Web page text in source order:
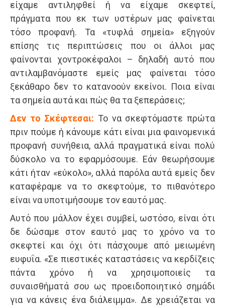
είχαμε αντιληφθεί ή να είχαμε σκεφτεί,
πράγματα που εκ των υστέρων μας φαίνεται
τόσο προφανή. Τα «τυφλά σημεία» εξηγούν
επίσης τις περιπτώσεις που οι άλλοι μας
φαίνονται χοντροκέφαλοι – δηλαδή αυτό που
αντιλαμβανόμαστε εμείς μας φαίνεται τόσο
ξεκάθαρο δεν το κατανοούν εκείνοι. Ποια είναι
τα σημεία αυτά και πώς θα τα ξεπεράσεις;
Δεν το Σκέφτεσαι: Το να σκεφτόμαστε πρώτα
πριν πούμε ή κάνουμε κάτι είναι μια φαινομενικά
προφανή συνήθεια, αλλά πραγματικά είναι πολύ
δύσκολο να το εφαρμόσουμε. Εάν θεωρήσουμε
κάτι ήταν «εύκολο», αλλά παρόλα αυτά εμείς δεν
καταφέραμε να το σκεφτούμε, το πιθανότερο
είναι να υποτιμήσουμε τον εαυτό μας.
Αυτό που μάλλον έχει συμβεί, ωστόσο, είναι ότι
δε δώσαμε στον εαυτό μας το χρόνο να το
σκεφτεί και όχι ότι πάσχουμε από μειωμένη
ευφυΐα. «Σε πιεστικές καταστάσεις να κερδίζεις
πάντα χρόνο ή να χρησιμοποιείς τα
συναισθήματά σου ως προειδοποιητικό σημάδι
για να κάνεις ένα διάλειμμα». Δε χρειάζεται να